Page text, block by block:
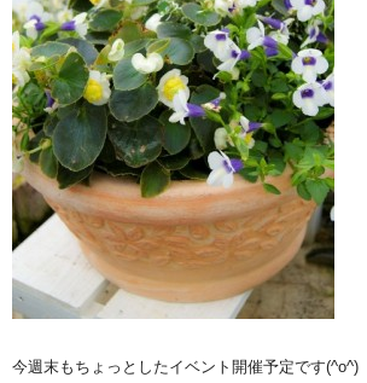
今週末もちょっとしたイベント開催予定です(^o^)ゞ